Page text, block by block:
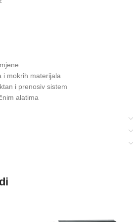
i mokrih materijala
i prenosiv sistem
alatima